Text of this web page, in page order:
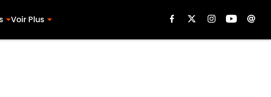
Voir Plus